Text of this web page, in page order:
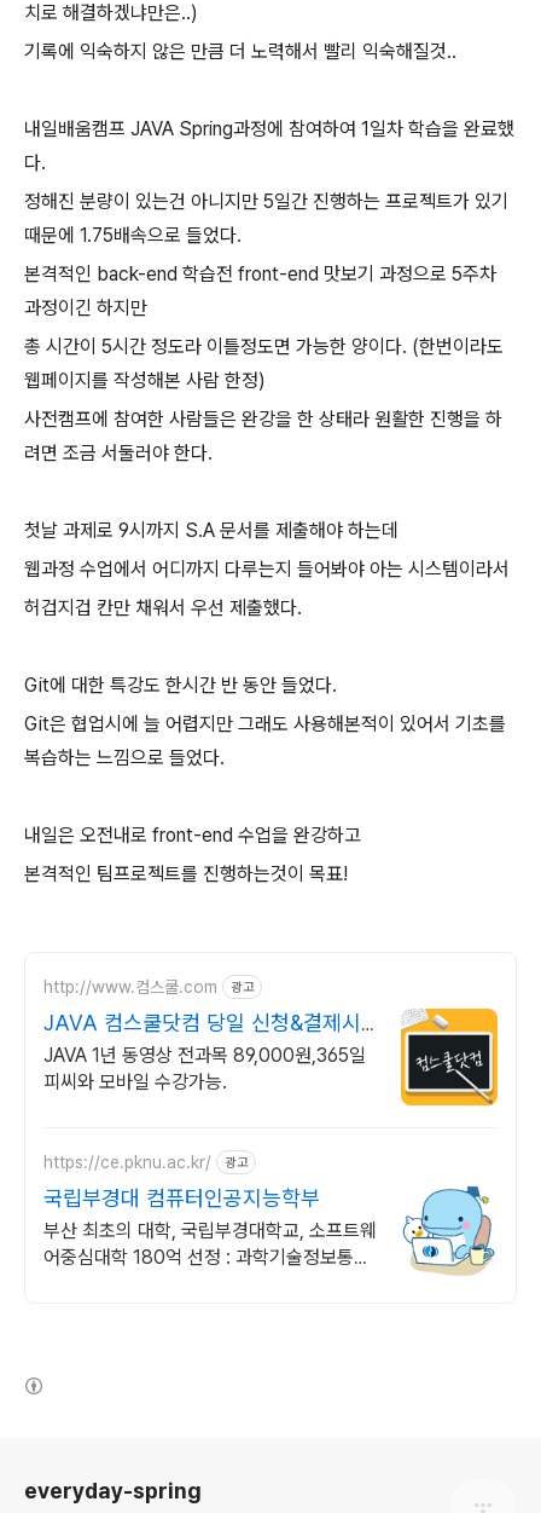
치로 해결하겠냐만은..)
기록에 익숙하지 않은 만큼 더 노력해서 빨리 익숙해질것..
내일배움캠프 JAVA Spring과정에 참여하여 1일차 학습을 완료했
다.
정해진 분량이 있는건 아니지만 5일간 진행하는 프로젝트가 있기
때문에 1.75배속으로 들었다.
본격적인 back-end 학습전 front-end 맛보기 과정으로 5주차
과정이긴 하지만
총 시간이 5시간 정도라 이틀정도면 가능한 양이다. (한번이라도
웹페이지를 작성해본 사람 한정)
사전캠프에 참여한 사람들은 완강을 한 상태라 원활한 진행을 하
려면 조금 서둘러야 한다.
첫날 과제로 9시까지 S.A 문서를 제출해야 하는데
웹과정 수업에서 어디까지 다루는지 들어봐야 아는 시스템이라서
허겁지겁 칸만 채워서 우선 제출했다.
Git에 대한 특강도 한시간 반 동안 들었다.
Git은 협업시에 늘 어렵지만 그래도 사용해본적이 있어서 기초를
복습하는 느낌으로 들었다.
내일은 오전내로 front-end 수업을 완강하고
본격적인 팀프로젝트를 진행하는것이 목표!
http://www.컴스쿨.com 광고
JAVA 컴스쿨닷컴 당일 신청&결제시
기프티콘!
JAVA 1년 동영상 전과목 89,000원,365일
피씨와 모바일 수강가능.
https://ce.pknu.ac.kr/ 광고
국립부경대 컴퓨터인공지능학부
부산 최초의 대학, 국립부경대학교, 소프트웨
어중심대학 180억 선정 : 과학기술정보통신
everyday-spring